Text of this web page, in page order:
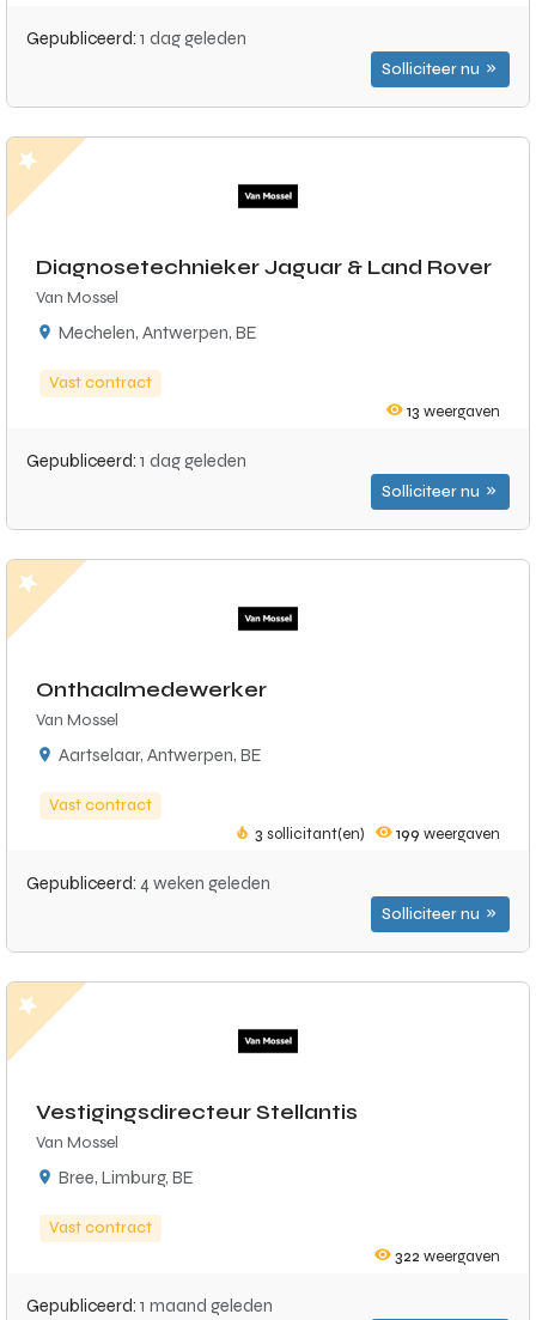
Gepubliceerd: 1 dag geleden
Solliciteer nu
Diagnosetechnieker Jaguar & Land Rover
Van Mossel
Mechelen, Antwerpen, BE
Vast contract
13 weergaven
Gepubliceerd: 1 dag geleden
Solliciteer nu
Onthaalmedewerker
Van Mossel
Aartselaar, Antwerpen, BE
Vast contract
3 sollicitant(en) 199 weergaven
Gepubliceerd: 4 weken geleden
Solliciteer nu
Vestigingsdirecteur Stellantis
Van Mossel
Bree, Limburg, BE
Vast contract
322 weergaven
Gepubliceerd: 1 maand geleden